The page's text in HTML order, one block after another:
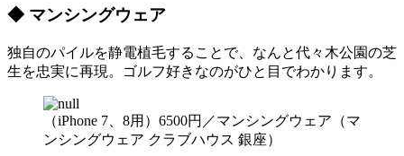
◆ マンシングウェア
独自のパイルを静電植毛することで、なんと代々木公園の芝
生を忠実に再現。ゴルフ好きなのがひと目でわかります。
（iPhone 7、8用）6500円／マンシングウェア（マ
ンシングウェア クラブハウス 銀座）